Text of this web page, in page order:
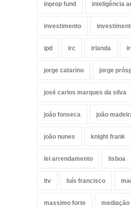
inprop fund inteligência
investimento
ipd irc irlanda
jorge catarino jorge
josé carlos marques da silva
joão fonseca joão
joão nunes knight frank
lei arrendamento lisboa
ltv luís francisco
massimo forte